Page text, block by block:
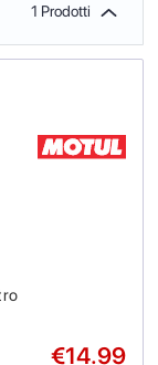
1 Prodotti
€14.99